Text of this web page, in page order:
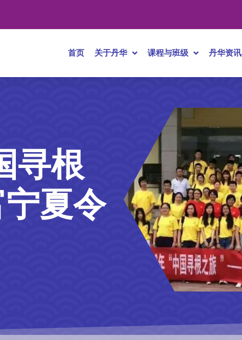
首页 关于丹华 课程与班级 丹华资讯
寻根
夏令